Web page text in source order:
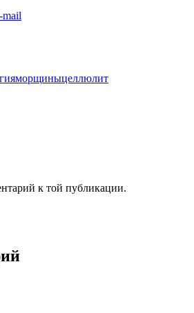
mail
морщиныцеллюлит
к той публикации.